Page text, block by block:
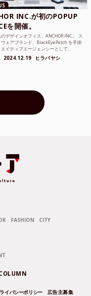
INC.が初のPOPUP
を開催。
デザインオフィス、ANCHOR INC.。 ス
ウェアブランド、BlackEyePatch を手掛
イティブエージェンシーとして...
2024.12.19 ヒラバヤシ
FASHION CITY
イバシーポリシー 広告主募集